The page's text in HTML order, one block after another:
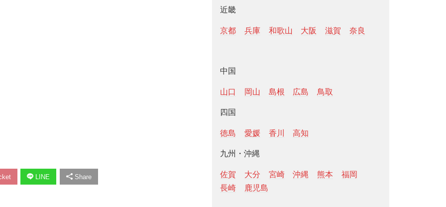
LINE Share
近畿
京都 兵庫 和歌山 大阪 滋賀 奈良
中国
山口 岡山 島根 広島 鳥取
四国
徳島 愛媛 香川 高知
九州・沖縄
佐賀 大分 宮崎 沖縄 熊本
福岡
長崎
鹿児島